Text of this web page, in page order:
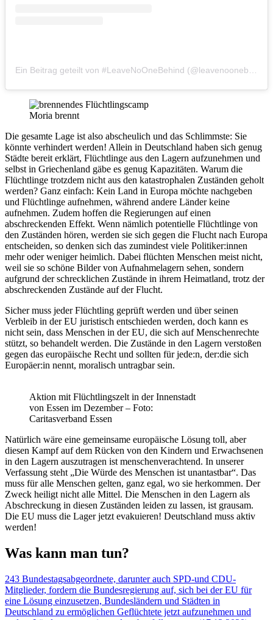
Moria brennt
Die gesamte Lage ist also abscheulich und das Schlimmste: Sie
könnte verhindert werden! Allein in Deutschland haben sich genug
Städte bereit erklärt, Flüchtlinge aus den Lagern aufzunehmen und
selbst in Griechenland gäbe es genug Kapazitäten. Warum die
Flüchtlinge trotzdem nicht aus den katastrophalen Zuständen geholt
werden? Ganz einfach: Kein Land in Europa möchte nachgeben
und Flüchtlinge aufnehmen, während andere Länder keine
aufnehmen. Zudem hoffen die Regierungen auf einen
abschreckenden Effekt. Wenn nämlich potentielle Flüchtlinge von
den Zuständen hören, werden sie sich gegen die Flucht nach Europa
entscheiden, so denken sich das zumindest viele Politiker:innen
mehr oder weniger heimlich. Dabei flüchten Menschen meist nicht,
weil sie so schöne Bilder von Aufnahmelagern sehen, sondern
aufgrund der schrecklichen Zustände in ihrem Heimatland, trotz der
abschreckenden Zustände auf der Flucht.
Sicher muss jeder Flüchtling geprüft werden und über seinen
Verbleib in der EU juristisch entschieden werden, doch kann es
nicht sein, dass Menschen in der EU, die sich auf Menschenrechte
stützt, so behandelt werden. Die Zustände in den Lagern verstoßen
gegen das europäische Recht und sollten für jede:n, der:die sich
Europäer:in nennt, moralisch untragbar sein.
Aktion mit Flüchtlingszelt in der Innenstadt
von Essen im Dezember – Foto:
Caritasverband Essen
Natürlich wäre eine gemeinsame europäische Lösung toll, aber
diesen Kampf auf dem Rücken von den Kindern und Erwachsenen
in den Lagern auszutragen ist menschenverachtend. In unserer
Verfassung steht „Die Würde des Menschen ist unantastbar“. Das
muss für alle Menschen gelten, ganz egal, wo sie herkommen. Der
Zweck heiligt nicht alle Mittel. Die Menschen in den Lagern als
Abschreckung in diesen Zuständen leiden zu lassen, ist grausam.
Die EU muss die Lager jetzt evakuieren! Deutschland muss aktiv
werden!
Was kann man tun?
243 Bundestagsabgeordnete, darunter auch SPD-und CDU-
Mitglieder, fordern die Bundesregierung auf, sich bei der EU für
eine Lösung einzusetzen, Bundesländern und Städten in
Deutschland zu ermöglichen Geflüchtete jetzt aufzunehmen und